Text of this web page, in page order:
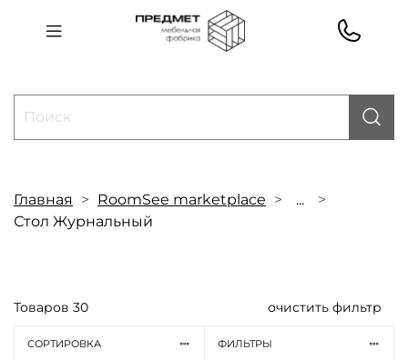
Главная RoomSee marketplace
...
Стол Журнальный
Товаров 30 очистить фильтр
СОРТИРОВКА ФИЛЬТРЫ